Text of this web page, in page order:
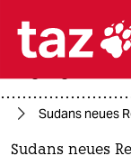

usa
Sudans neues
Sudans neues